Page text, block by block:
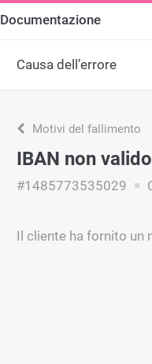
Documentazione
Causa dell’errore
Motivi del fallimento
IBAN non valido
#1485773535029
Il cliente ha fornito un